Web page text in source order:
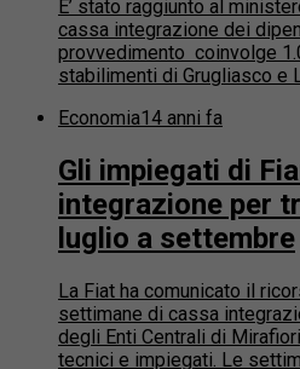
E’ stato raggiunto al
cassa integrazione dei
provvedimento coinvolge
stabilimenti di Grugliasco e
Economia14 anni fa
Gli impiegati di
integrazione per
luglio a settembre
La Fiat ha comunicato il
settimane di cassa
degli Enti Centrali di
tecnici e impiegati. Le